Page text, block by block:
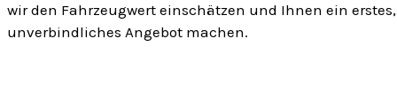
wir den Fahrzeugwert einschätzen und Ihnen ein erstes,
unverbindliches Angebot machen.